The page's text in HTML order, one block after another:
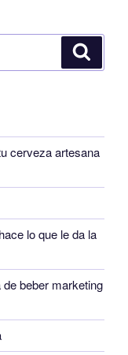
cerveza artesana
lo que le da la
beber marketing